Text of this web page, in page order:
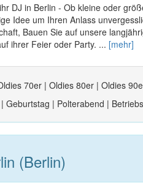
DJ in Berlin - Ob kleine oder
Idee um Ihren Anlass
Bauen Sie auf unsere
ihrer Feier oder Party. ... [mehr]
70er | Oldies 80er | Oldies
Geburtstag | Polterabend |
(Berlin)